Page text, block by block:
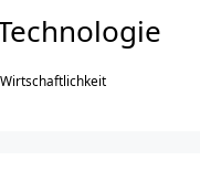
Wirtschaftlichkeit